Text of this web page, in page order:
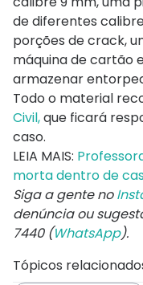
de diferentes
porções de crack,
máquina de cartão
armazenar
Todo o material
Civil,que ficará
caso.
LEIA MAIS:
morta dentro de
Siga a gente no
denúncia ou
7440 (WhatsApp).
Tópicos